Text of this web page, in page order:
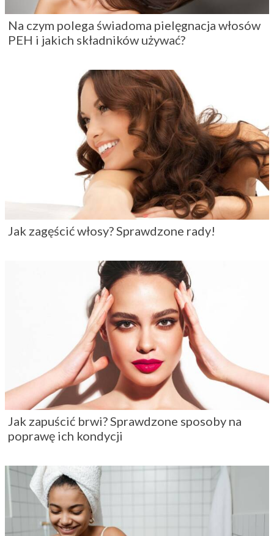
Na czym polega świadoma pielęgnacja włosów
PEH i jakich składników używać?
Jak zagęścić włosy? Sprawdzone rady!
Jak zapuścić brwi? Sprawdzone sposoby na
poprawę ich kondycji